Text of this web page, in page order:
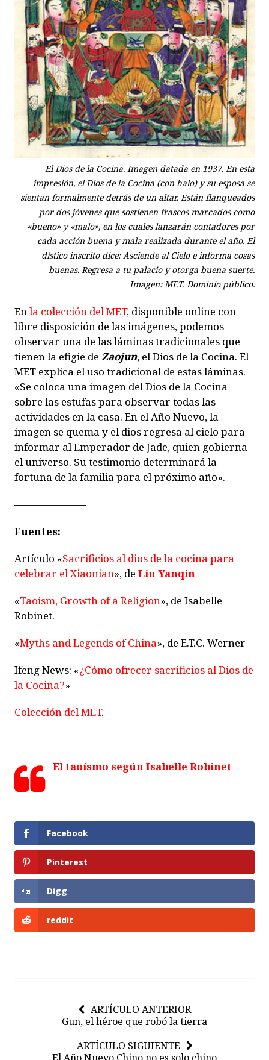
El Dios de la Cocina. Imagen datada en 1937. En esta
impresión, el Dios de la Cocina (con halo) y su esposa se
sientan formalmente detrás de un altar. Están flanqueados
por dos jóvenes que sostienen frascos marcados como
«bueno» y «malo», en los cuales lanzarán contadores por
cada acción buena y mala realizada durante el año. El
dístico inscrito dice: Asciende al Cielo e informa cosas
buenas. Regresa a tu palacio y otorga buena suerte.
Imagen: MET. Dominio público.
Enla colección del MET, disponible online con
libre disposición de las imágenes, podemos
observar una de las láminas tradicionales que
tienen la efigie de Zaojun, el Dios de la Cocina. El
MET explica el uso tradicional de estas láminas.
«Se coloca una imagen del Dios de la Cocina
sobre las estufas para observar todas las
actividades en la casa. En el Año Nuevo, la
imagen se quema y el dios regresa al cielo para
informar al Emperador de Jade, quien gobierna
el universo. Su testimonio determinará la
fortuna de la familia para el próximo año».
———————
Fuentes:
Artículo «Sacrificios al dios de la cocina para
celebrar el Xiaonian», de Liu Yanqin
«Taoism, Growth of a Religion», de Isabelle
Robinet.
«Myths and Legends of China», de E.T.C. Werner
Ifeng News: «¿Cómo ofrecer sacrificios al Dios de
la Cocina?»
Colección del MET.
El taoísmo según Isabelle Robinet
Facebook
Pinterest
Digg
reddit
ARTÍCULO ANTERIOR
Gun, el héroe que robó la tierra
ARTÍCULO SIGUIENTE